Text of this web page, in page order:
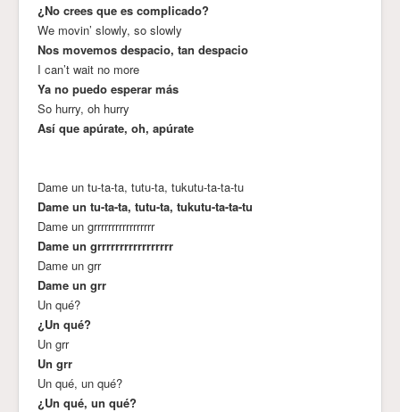
¿No crees que es complicado?
We movin’ slowly, so slowly
Nos movemos despacio, tan despacio
I can’t wait no more
Ya no puedo esperar más
So hurry, oh hurry
Así que apúrate, oh, apúrate
Dame un tu-ta-ta, tutu-ta, tukutu-ta-ta-tu
Dame un tu-ta-ta, tutu-ta, tukutu-ta-ta-tu
Dame un grrrrrrrrrrrrrrrrr
Dame un grrrrrrrrrrrrrrrrr
Dame un grr
Dame un grr
Un qué?
¿Un qué?
Un grr
Un grr
Un qué, un qué?
¿Un qué, un qué?